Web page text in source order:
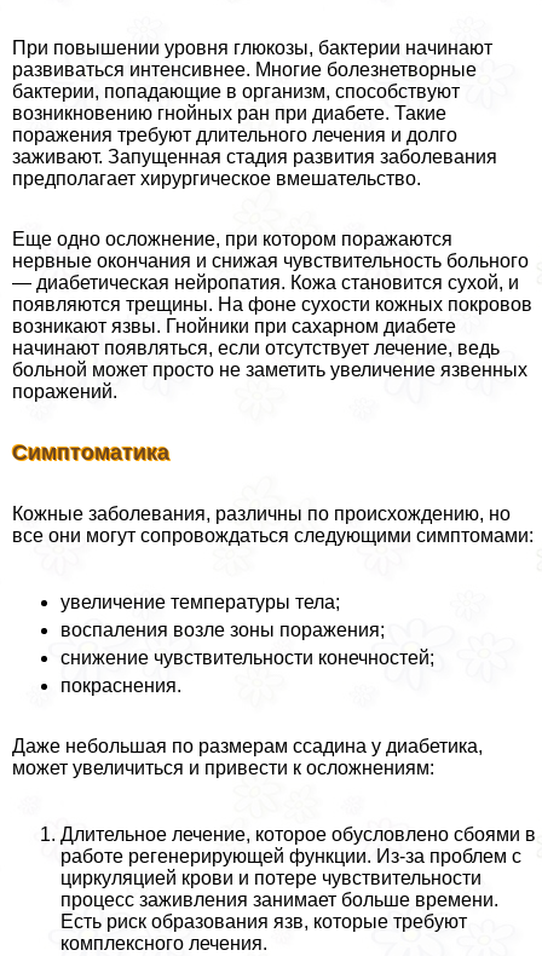
При повышении уровня глюкозы, бактерии начинают
развиваться интенсивнее. Многие болезнетворные
бактерии, попадающие в организм, способствуют
возникновению гнойных ран при диабете. Такие
поражения требуют длительного лечения и долго
заживают. Запущенная стадия развития заболевания
предполагает хирургическое вмешательство.
Еще одно осложнение, при котором поражаются
нервные окончания и снижая чувствительность больного
— диабетическая нейропатия. Кожа становится сухой, и
появляются трещины. На фоне сухости кожных покровов
возникают язвы. Гнойники при сахарном диабете
начинают появляться, если отсутствует лечение, ведь
больной может просто не заметить увеличение язвенных
поражений.
Симптоматика
Кожные заболевания, различны по происхождению, но
все они могут сопровождаться следующими симптомами:
увеличение температуры тела;
воспаления возле зоны поражения;
снижение чувствительности конечностей;
покраснения.
Даже небольшая по размерам ссадина у диабетика,
может увеличиться и привести к осложнениям:
Длительное лечение, которое обусловлено сбоями в
работе регенерирующей функции. Из-за проблем с
циркуляцией крови и потере чувствительности
процесс заживления занимает больше времени.
Есть риск образования язв, которые требуют
комплексного лечения.